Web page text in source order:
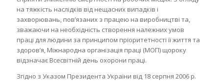
на тяжкість наслідків від нещасних випадків і
захворювань, пов’язаних з працею на виробництві та,
зважаючи на необхідність створення належних умов
праці для людини за принципом пріоритетності її життя та
здоров’я, Міжнародна організація праці (МОП) щороку
відзначає Всесвітній день охорони праці.
Згідно з Указом Президента України від 18 серпня 2006 р.